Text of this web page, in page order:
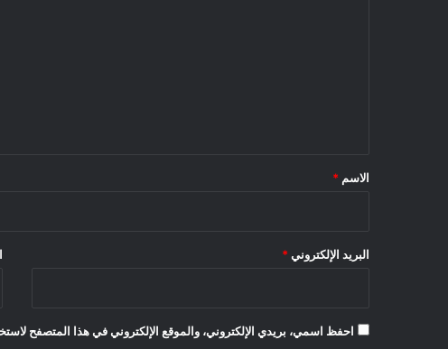
*
الاسم *
البريد الإلكتروني *
احفظ اسمي، بريدي الإلكتروني، والموقع الإلكتروني في هذا المتصفح